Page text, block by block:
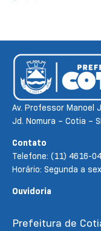
Av. Professor Manoel
Jd. Nomura – Cotia –
Contato
Telefone: (11) 4616-
Horário: Segunda a
Ouvidoria
Prefeitura de